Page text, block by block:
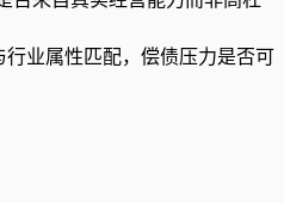
行业属性匹配，偿债压力是否可